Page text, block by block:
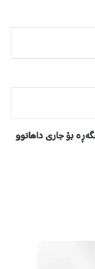
بۆ جاری داهاتوو